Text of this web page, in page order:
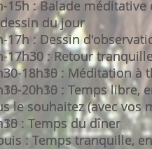
15h : Balade
du jour
17h : Dessin
17h30 : Retour
18h15 : Méditation à
20h15 : Temps libre,
le souhaitez (avec vos
: Temps du dîner
: Temps tranquille,
15h : Balade
du jour
17h : Dessin
17h30 : Retour
18h30 : Méditation à
20h30 : Temps libre,
le souhaitez (avec vos
: Temps du dîner
: Temps tranquille,